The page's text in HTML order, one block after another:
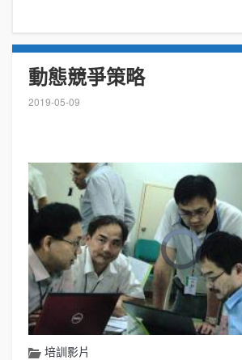
動態競爭策略
2019-05-09
培訓影片